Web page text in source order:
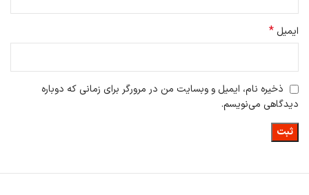
ایمیل *
ذخیره نام، ایمیل و وبسایت من در مرورگر برای زمانی که دوباره
دیدگاهی می‌نویسم.